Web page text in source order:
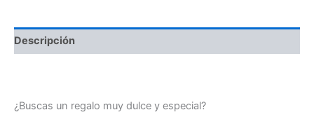
Descripción
¿Buscas un regalo muy dulce y especial?